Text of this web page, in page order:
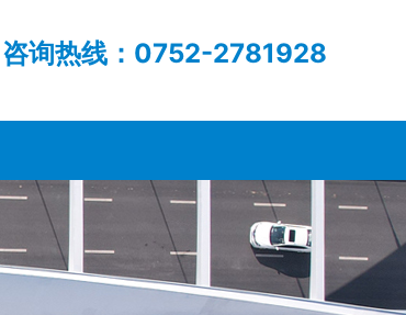
咨询热线：0752-2781928